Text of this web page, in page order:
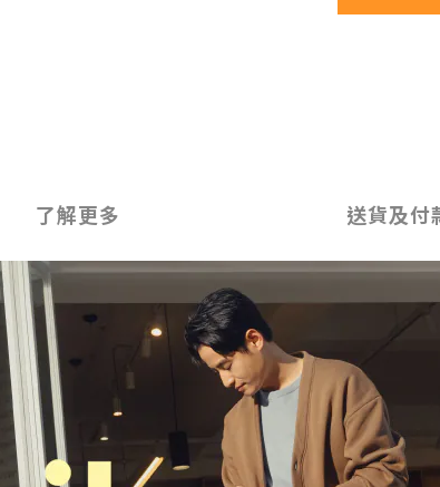
了解更多 送貨及付